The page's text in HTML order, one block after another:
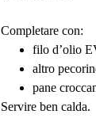
Completare con:
filo d’olio
altro
pane
Servire ben calda.